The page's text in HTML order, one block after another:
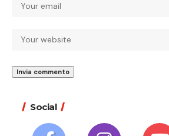
Social